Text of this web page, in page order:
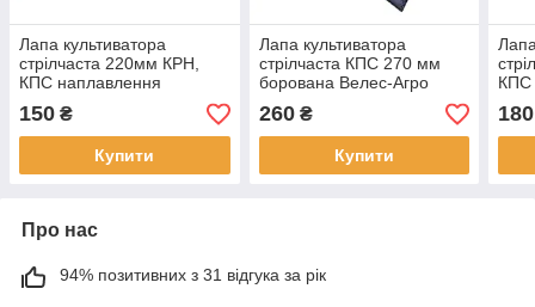
Лапа культиватора
стрілчаста 220мм КРН,
КПС наплавлення
сормайтом
150 ₴
Купити
Лапа культиватора
стрілчаста КПС 270 мм
борована Велес-Агро
Н.043.052.007-Б
260₴
Купити
КПС
180
Про нас
94% позитивних з 31 відгука за рік